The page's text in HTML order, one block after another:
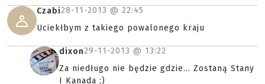
Czabi28-11-2013 @ 22:45
Uciekłbym z takiego powalonego kraju
dixon29-11-2013 @ 13:22
Za niedługo nie będzie gdzie... Zostaną Stany
I Kanada ;)